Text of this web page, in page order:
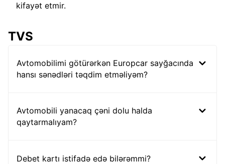
kifayət etmir.
TVS
Avtomobilimi götürərkən Europcar sayğacında
hansı sənədləri təqdim etməliyəm?
Avtomobili yanacaq çəni dolu halda
qaytarmalıyam?
Debet kartı istifadə edə bilərəmmi?